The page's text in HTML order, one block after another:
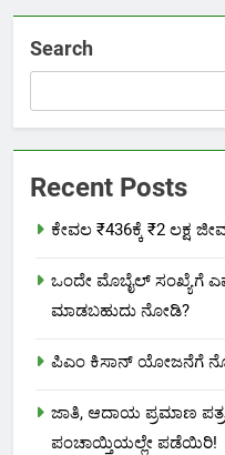
Search
Recent Posts
ಕೇವಲ ₹436ಕ್ಕೆ ₹2 ಲಕ್ಷ
ಒಂದೇ ಮೊಬೈಲ್ ಸಂಖ್ಯೆಗೆ
ಮಾಡಬಹುದು ನೋಡಿ?
ಪಿಎಂ ಕಿಸಾನ್ ಯೋಜನೆಗೆ
ಜಾತಿ, ಆದಾಯ ಪ್ರಮಾಣ
ಪಂಚಾಯ್ತಿಯಲ್ಲೇ ಪಡೆಯಿರಿ!